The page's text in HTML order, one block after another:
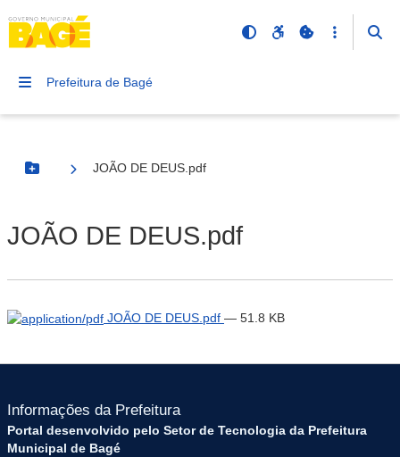
Prefeitura de Bagé
Botão Menu
JOÃO DE DEUS.pdf
JOÃO DE DEUS.pdf
JOÃO DE DEUS.pdf — 51.8 KB
Informações da Prefeitura
Portal desenvolvido pelo Setor de Tecnologia da Prefeitura
Municipal de Bagé